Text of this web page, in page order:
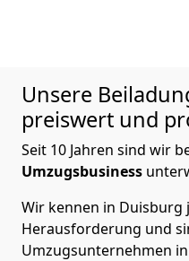
Unsere
preiswert und
Seit 10 Jahren sind wir
Umzugsbusiness
Wir kennen in Duisburg
Herausforderung und
Umzugsunternehmen